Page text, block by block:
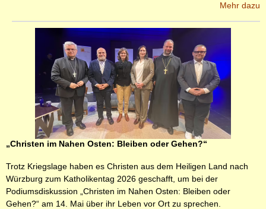
Mehr dazu
„Christen im Nahen Osten: Bleiben oder Gehen?“
Trotz Kriegslage haben es Christen aus dem Heiligen Land nach
Würzburg zum Katholikentag 2026 geschafft, um bei der
Podiumsdiskussion „Christen im Nahen Osten: Bleiben oder
Gehen?“ am 14. Mai über ihr Leben vor Ort zu sprechen.